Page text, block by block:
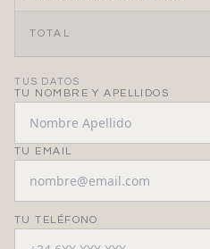
TOTAL
TUS DATOS
TU NOMBRE Y APELLIDOS
TU EMAIL
TU TELÉFONO